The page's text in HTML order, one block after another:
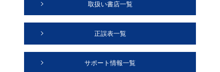
取扱い書店一覧
正誤表一覧
サポート情報一覧